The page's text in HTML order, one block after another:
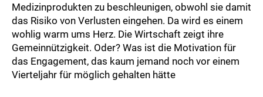
Medizinprodukten zu beschleunigen, obwohl sie damit
das Risiko von Verlusten eingehen. Da wird es einem
wohlig warm ums Herz. Die Wirtschaft zeigt ihre
Gemeinnützigkeit. Oder? Was ist die Motivation für
das Engagement, das kaum jemand noch vor einem
Vierteljahr für möglich gehalten hätte